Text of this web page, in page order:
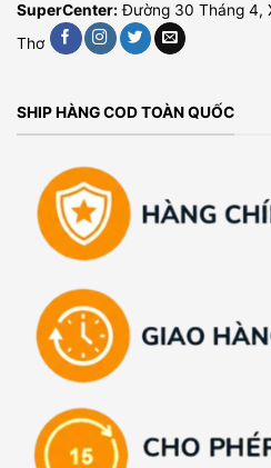
SuperCenter: Đường 30 Tháng 4,
Thơ
SHIP HÀNG COD TOÀN QUỐC